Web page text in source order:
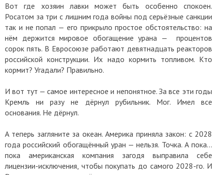
Вот где хозяин лавки может быть особенно спокоен.
Росатом за три с лишним года войны под серьёзные санкции
так и не попал — его прикрыло простое обстоятельство: на
нём держится мировое обогащение урана — процентов
сорок пять. В Евросоюзе работают девятнадцать реакторов
российской конструкции. Их надо кормить топливом. Кто
кормит? Угадали? Правильно.
И вот тут — самое интересное и непонятное. За все эти годы
Кремль ни разу не дёрнул рубильник. Мог. Имел все
основания. Не дёрнул.
А теперь загляните за океан. Америка приняла закон: с 2028
года российский обогащённый уран — нельзя. Точка. А пока...
пока американская компания загодя выправила себе
лицензии-исключения, чтобы покупать до самого 2028-го. И